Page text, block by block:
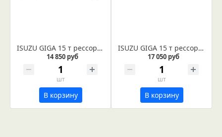
ISUZU GIGA 15 т рессора передняя лист № 2 усиленный (Арт. IR 07-02-02)
14 850 руб
шт
В корзину
ISUZU GIGA 15 т рессора передняя лист №1 усиленный (Арт. IR 07-02-01) Лист не укомплектован втулками
17 050 руб
шт
В корзину